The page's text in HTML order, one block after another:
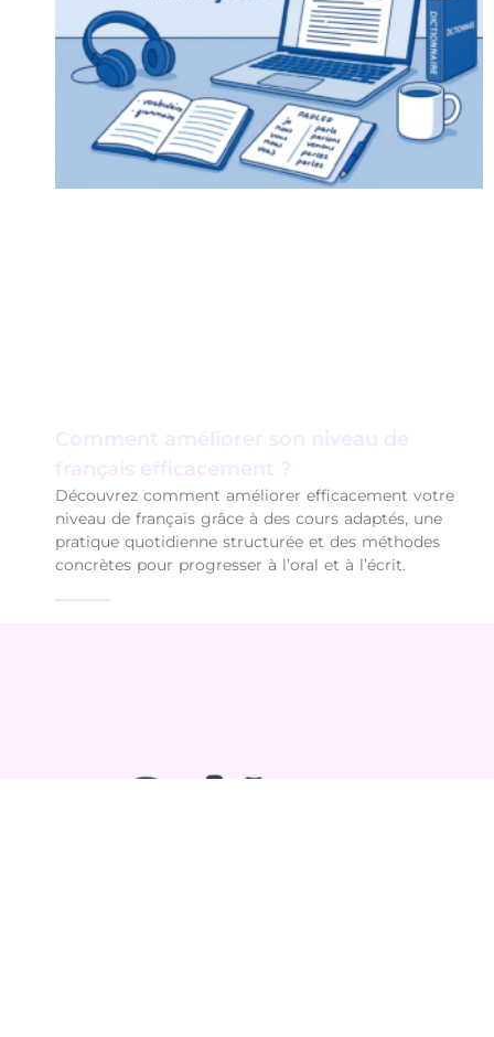
Comment améliorer son niveau de
français efficacement ?
Découvrez comment améliorer efficacement votre
niveau de français grâce à des cours adaptés, une
pratique quotidienne structurée et des méthodes
concrètes pour progresser à l’oral et à l’écrit.